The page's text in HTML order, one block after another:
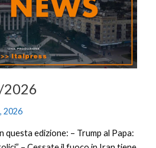
2026
2026
questa edizione: – Trump al Papa: